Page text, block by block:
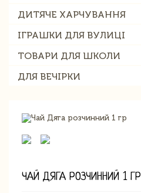
ДИТЯЧЕ ХАРЧУВАННЯ
ІГРАШКИ ДЛЯ ВУЛИЦІ
ТОВАРИ ДЛЯ ШКОЛИ
ДЛЯ ВЕЧІРКИ
ЧАЙ ДЯГА РОЗЧИННИЙ 1 ГР